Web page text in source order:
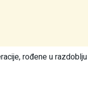
rođene u razdoblju